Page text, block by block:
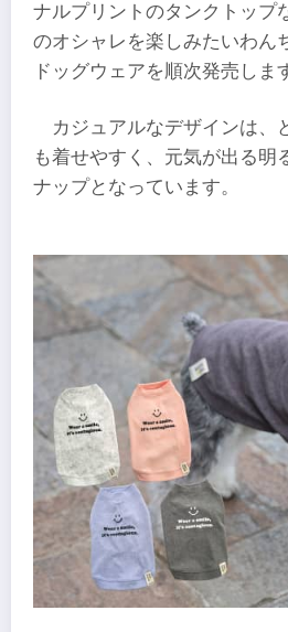
ナルプリントのタンクトップ
のオシャレを楽しみたいわん
ドッグウェアを順次発売しま
カジュアルなデザインは、
も着せやすく、元気が出る明
ナップとなっています。